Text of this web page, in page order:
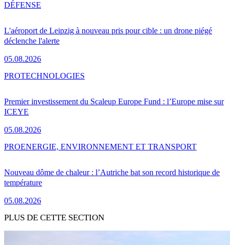
L'aéroport de Leipzig à nouveau pris pour cible : un drone piégé
déclenche l'alerte
05.08.2026
DÉFENSE
Premier investissement du Scaleup Europe Fund : l’Europe mise sur
ICEYE
05.08.2026
PROTECHNOLOGIES
Nouveau dôme de chaleur : l’Autriche bat son record historique de
température
05.08.2026
PROENERGIE, ENVIRONNEMENT ET TRANSPORT
PLUS DE CETTE SECTION